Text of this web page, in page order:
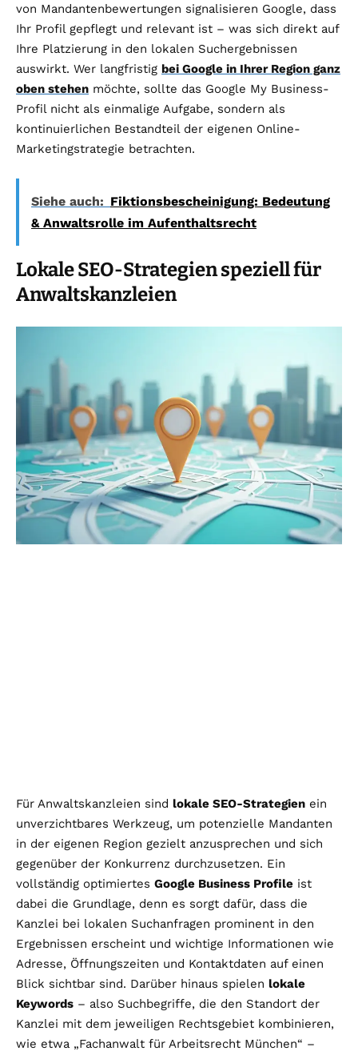
von Mandantenbewertungen signalisieren Google, dass
Ihr Profil gepflegt und relevant ist – was sich direkt auf
Ihre Platzierung in den lokalen Suchergebnissen
auswirkt. Wer langfristig bei Google in Ihrer Region ganz
oben stehen möchte, sollte das Google My Business-
Profil nicht als einmalige Aufgabe, sondern als
kontinuierlichen Bestandteil der eigenen Online-
Marketingstrategie betrachten.
Siehe auch: Fiktionsbescheinigung: Bedeutung
& Anwaltsrolle im Aufenthaltsrecht
Lokale SEO-Strategien speziell für
Anwaltskanzleien
Für Anwaltskanzleien sind lokale SEO-Strategien ein
unverzichtbares Werkzeug, um potenzielle Mandanten
in der eigenen Region gezielt anzusprechen und sich
gegenüber der Konkurrenz durchzusetzen. Ein
vollständig optimiertes Google Business Profile ist
dabei die Grundlage, denn es sorgt dafür, dass die
Kanzlei bei lokalen Suchanfragen prominent in den
Ergebnissen erscheint und wichtige Informationen wie
Adresse, Öffnungszeiten und Kontaktdaten auf einen
Blick sichtbar sind. Darüber hinaus spielen lokale
Keywords – also Suchbegriffe, die den Standort der
Kanzlei mit dem jeweiligen Rechtsgebiet kombinieren,
wie etwa „Fachanwalt für Arbeitsrecht München“ –